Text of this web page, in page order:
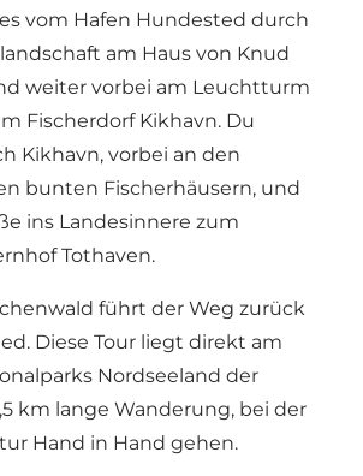
vom Hafen Hundested durch
am Haus von Knud
weiter vorbei am Leuchtturm
Fischerdorf Kikhavn. Du
Kikhavn, vorbei an den
bunten Fischerhäusern, und
ins Landesinnere zum
Tothaven.
führt der Weg zurück
Diese Tour liegt direkt am
Nordseeland der
km lange Wanderung, bei der
Hand in Hand gehen.